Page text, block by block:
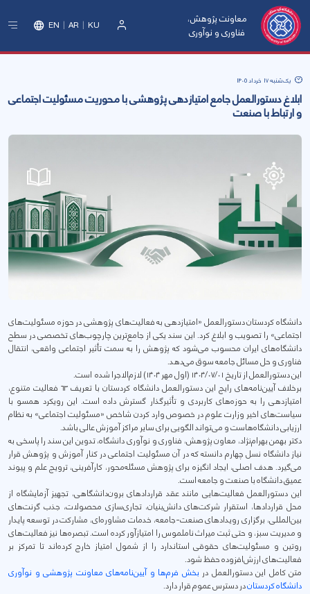
معاونت پژوهش،
فناوری و نوآوری
EN AR KU
یک‌شنبه 17 خرداد 1405
ابلاغ دستورالعمل جامع امتیازدهی پژوهشی با محوریت مسئولیت اجتماعی
و ارتباط با صنعت
دانشگاه کردستان دستورالعمل «امتیازدهی به فعالیت‌های پژوهشی در حوزه مسئولیت‌های
اجتماعی» را تصویب و ابلاغ کرد. این سند یکی از جامع‌ترین چارچوب‌های تخصصی در سطح
دانشگاه‌های ایران محسوب می‌شود که پژوهش را به سمت تأثیر اجتماعی واقعی، انتقال
فناوری و حل مسائل جامعه سوق می‌دهد.
این دستورالعمل از تاریخ ۱۴۰۴/۰۷/۰۱ (اول مهر ۱۴۰۴) لازم‌الاجرا شده است.
برخلاف آیین‌نامه‌های رایج این دستورالعمل دانشگاه کردستان با تعریف ۶۳ فعالیت متنوع،
امتیازدهی را به حوزه‌های کاربردی و تأثیرگذار گسترش داده است. این رویکرد همسو با
سیاست‌های اخیر وزارت علوم در خصوص وارد کردن شاخص «مسئولیت اجتماعی» به نظام
ارزیابی دانشگاه‌هاست و می‌تواند الگویی برای سایر مراکز آموزش عالی باشد.
دکتر بهمن بهرام‌نژاد، معاون پژوهش، فناوری و نوآوری دانشگاه، تدوین این سند را پاسخی به
نیاز دانشگاه نسل چهارم دانسته که در آن مسئولیت اجتماعی در کنار آموزش و پژوهش قرار
می‌گیرد. هدف اصلی، ایجاد انگیزه برای پژوهش مسئله‌محور، کارآفرینی، ترویج علم و پیوند
عمیق دانشگاه با صنعت و جامعه است.
این دستورالعمل فعالیت‌هایی مانند عقد قراردادهای برون‌دانشگاهی، تجهیز آزمایشگاه از
محل قراردادها، استقرار شرکت‌های دانش‌بنیان، تجاری‌سازی محصولات، جذب گرنت‌های
بین‌المللی، برگزاری رویدادهای صنعت-جامعه، خدمات مشاوره‌ای، مشارکت در توسعه پایدار
و مدیریت سبز، و حتی ثبت میراث ناملموس را امتیازآور کرده است. تبصره‌ها نیز فعالیت‌های
روتین و مسئولیت‌های حقوقی استاندارد را از شمول امتیاز خارج کرده‌اند تا تمرکز بر
فعالیت‌های ارزش‌افزوده حفظ شود.
متن کامل این دستورالعمل در بخش فرم‌ها و آیین‌نامه‌های معاونت پژوهشی و نوآوری
دانشگاه کردستاندر دسترس عموم قرار دارد.